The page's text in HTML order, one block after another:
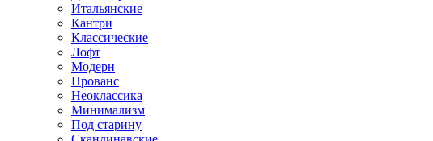
Итальянские
Кантри
Классические
Лофт
Модерн
Прованс
Неоклассика
Минимализм
Под старину